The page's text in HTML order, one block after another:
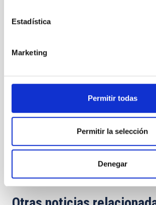
Estadística
Marketing
Permitir todas
Permitir la selección
Denegar
TIPO DE NOTICIA
CONGRESOS
Formación
Público general
Formación y Evolución de Galaxias (FYEG)
Cosmología y Astropartículas (CYA)